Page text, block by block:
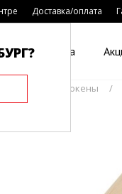
Доставка/оплата
Виды спорта
Бокены